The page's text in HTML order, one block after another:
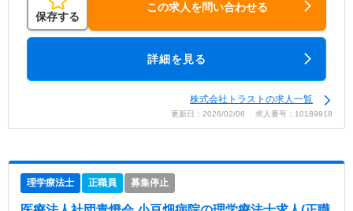
保存する
この求人を問い合わせる
詳細を見る
株式会社トラストの求人一覧
更新日：2026/02/06 求人番号：10189918
理学療法士 正職員 募集停止